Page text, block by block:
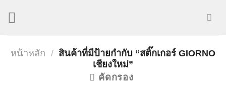
หน้าหลัก / สินค้าที่มีป้ายกำกับ “สติ๊กเกอร์ GIORNO
เชียงใหม่”
คัดกรอง